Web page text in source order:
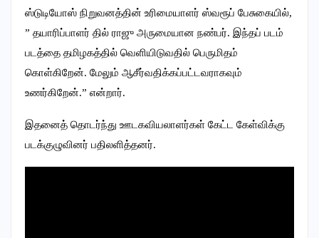
ஸ்டுடியோஸ் நிறுவனத்தின் உரிமையாளர் ஸ்வரூப் பேசுகையில்,
” தயாரிப்பாளர் தில் ராஜு அருமையான நண்பர். இந்தப் படம்
படத்தை தமிழகத்தில் வெளியிடுவதில் பெருமிதம்
கொள்கிறேன். மேலும் ஆசீர்வதிக்கப்பட்டவராகவும்
உணர்கிறேன்.” என்றார்.
இதனைத் தொடர்ந்து ஊடகவியலாளர்கள் கேட்ட கேள்விக்கு
படக்குழுவினர் பதிலளித்தனர்.